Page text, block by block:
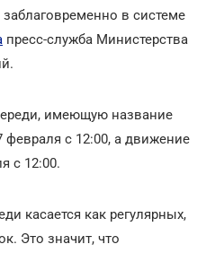
в системе
пресс-служба Министерства
имеющую название
с 12:00, а движение
с 12:00.
касается как регулярных,
Это значит, что